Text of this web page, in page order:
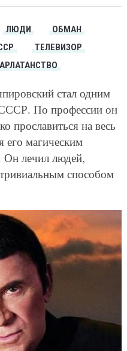
ЛЮДИ
ОБМАН
ТЕЛЕВИЗОР
стал одним
По профессии он
прославиться на весь
его магическим
Он лечил людей,
способом